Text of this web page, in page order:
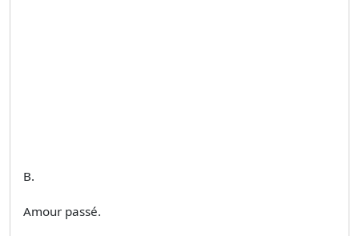
B.
Amour passé.